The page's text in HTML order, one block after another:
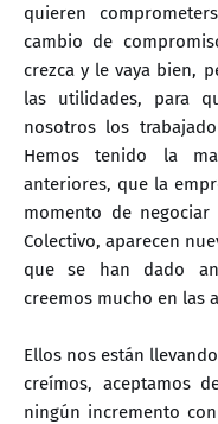
quieren
cambio de
crezca y le vaya bien,
las utilidades, para
nosotros los
Hemos tenido la
anteriores, que la
momento de
Colectivo, aparecen
que se han dado
creemos mucho en las
Ellos nos están
creímos, aceptamos
ningún incremento